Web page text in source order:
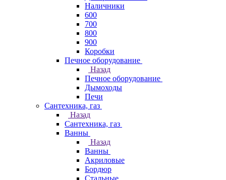
Наличники
600
700
800
900
Коробки
Печное оборудование
Назад
Печное оборудование
Дымоходы
Печи
Сантехника, газ
Назад
Сантехника, газ
Ванны
Назад
Ванны
Акриловые
Бордюр
Стальные